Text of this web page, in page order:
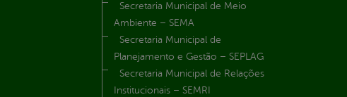
Secretaria Municipal de Meio
Ambiente – SEMA
Secretaria Municipal de
Planejamento e Gestão – SEPLAG
Secretaria Municipal de Relações
Institucionais – SEMRI